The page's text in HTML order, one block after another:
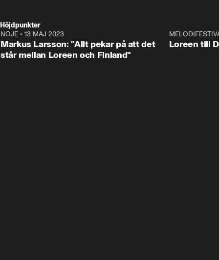
Höjdpunkter
NÖJE • 13 MAJ 2023
Markus Larsson: "Allt pekar på att det
står mellan Loreen och Finland"
Loreen till